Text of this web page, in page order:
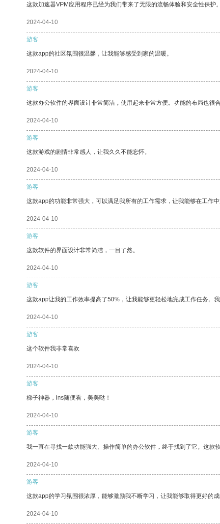
这款加速器VPM应用程序已经为我们带来了无限的流畅体验和安全性保护
2024-04-10
游客
这款app的社区氛围很温馨，让我能够感受到家的温暖。
2024-04-10
游客
这款办公软件的界面设计非常简洁，使用起来非常方便。功能的布局也很
2024-04-10
游客
这款游戏的剧情非常感人，让我久久不能忘怀。
2024-04-10
游客
这款app的功能非常强大，可以满足我所有的工作需求，让我能够在工作
2024-04-10
游客
这款软件的界面设计非常简洁，一目了然。
2024-04-10
游客
这款app让我的工作效率提高了50%，让我能够更轻松地完成工作任务。
2024-04-10
游客
这个软件我非常喜欢
2024-04-10
游客
梯子神器，ins随便看，美美哒！
2024-04-10
游客
我一直在寻找一款功能强大、操作简单的办公软件，终于找到了它。这
2024-04-10
游客
这款app的学习氛围很浓厚，能够激励我不断学习，让我能够取得更好的
2024-04-10